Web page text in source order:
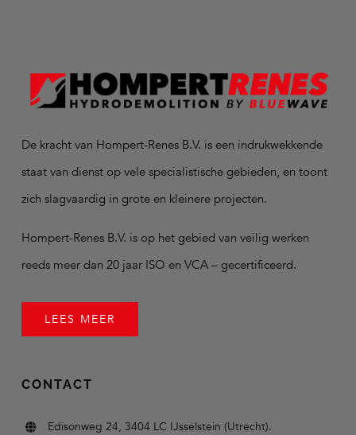
De kracht van Hompert-Renes B.V. is een indrukwekkende
staat van dienst op vele specialistische gebieden, en toont
zich slagvaardig in grote en kleinere projecten.
Hompert-Renes B.V. is op het gebied van veilig werken
reeds meer dan 20 jaar ISO en VCA – gecertificeerd.
LEES MEER
CONTACT
Edisonweg 24, 3404 LC IJsselstein (Utrecht).